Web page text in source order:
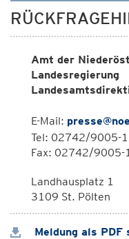
Amt der
Landesregierung
E-Mail:
Tel: 02742/9005-
Fax: 02742/9005-
Landhausplatz 1
3109 St. Pölten
Meldung als PDF